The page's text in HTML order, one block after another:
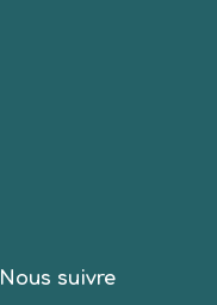
Nous suivre